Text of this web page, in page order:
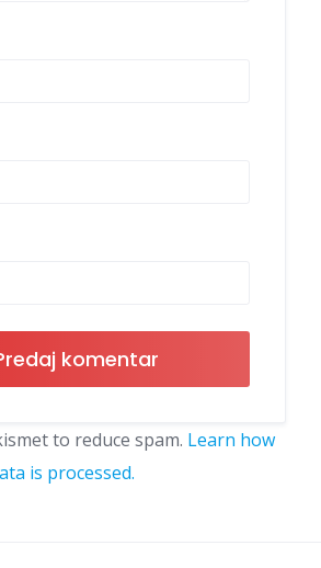
to reduce spam. Learn how
is processed.